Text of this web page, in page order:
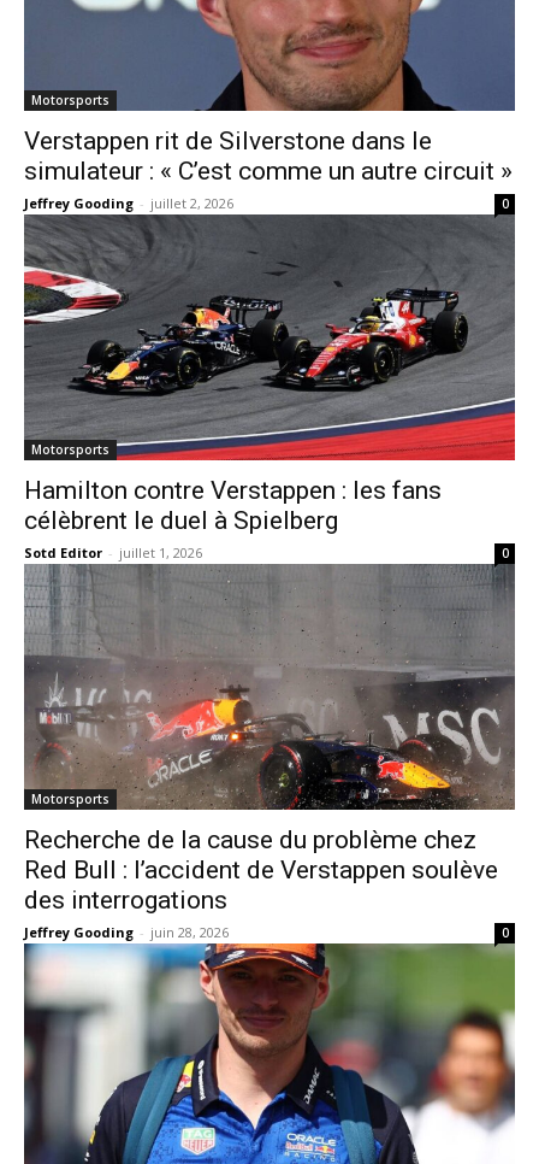
Motorsports
Verstappen rit de Silverstone dans le
simulateur : « C’est comme un autre circuit »
Jeffrey Gooding - juillet 2, 2026 0
Motorsports
Hamilton contre Verstappen : les fans
célèbrent le duel à Spielberg
Sotd Editor - juillet 1, 2026 0
Motorsports
Recherche de la cause du problème chez
Red Bull : l’accident de Verstappen soulève
des interrogations
Jeffrey Gooding - juin 28, 2026 0